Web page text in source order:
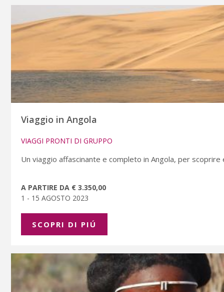
Viaggio in Angola
VIAGGI PRONTI DI GRUPPO
Un viaggio affascinante e completo in Angola, per
A PARTIRE DA € 3.350,00
1 - 15 AGOSTO 2023
SCOPRI DI PIÚ